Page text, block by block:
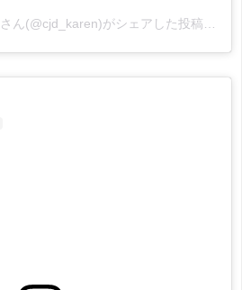
さん(@cjd_karen)がシェアした投稿 -